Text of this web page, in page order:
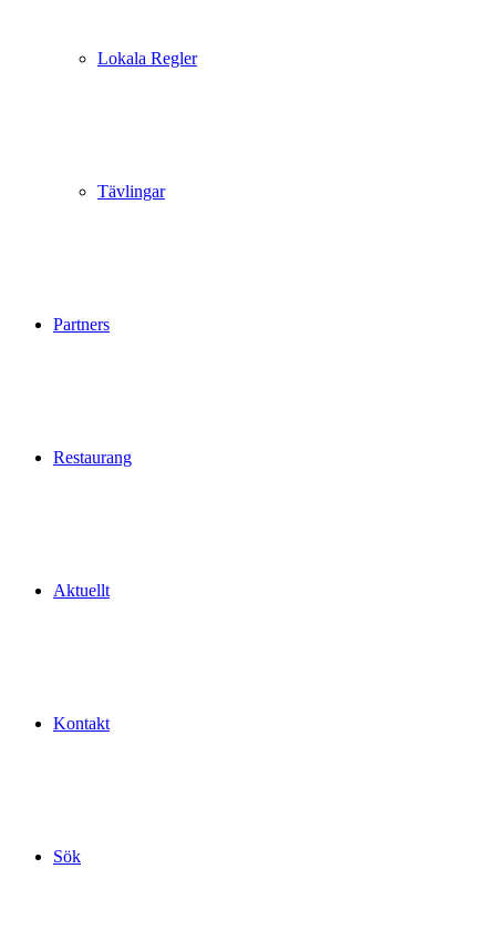
Lokala Regler
Tävlingar
Partners
Restaurang
Aktuellt
Kontakt
Sök